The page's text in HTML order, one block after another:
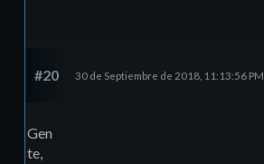
#20 30 de Septiembre de 2018, 11:13:56 PM
Gen
te,